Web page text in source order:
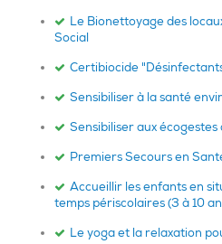
Le Bionettoyage des
Social
Certibiocide
Sensibiliser à la santé
Sensibiliser aux écogestes
Premiers Secours en
Accueillir les enfants en
temps périscolaires (3 à 10
Le yoga et la relaxation